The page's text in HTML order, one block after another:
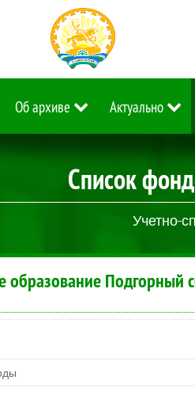
Об архиве Актуально
Список
Учетно-
Подгорный